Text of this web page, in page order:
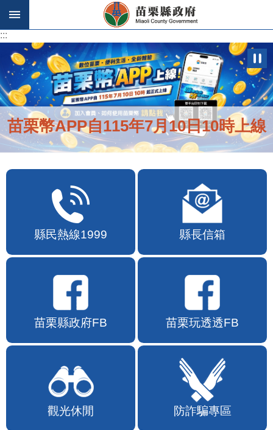
跳到主要內容區塊
:::
便民快e通2.0自即日起啟用
縣民熱線1999 縣長信箱
苗栗縣政府FB 苗栗玩透透FB
觀光休閒 防詐騙專區